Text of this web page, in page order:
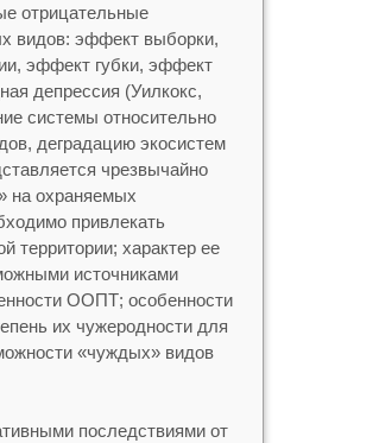
отрицательные
видов: эффект выборки,
эффект губки, эффект
депрессия (Уилкокс,
системы относительно
деградацию экосистем
чрезвычайно
на охраняемых
привлекать
территории; характер ее
источниками
ООПТ; особенности
их чужеродности для
«чуждых» видов
последствиями от